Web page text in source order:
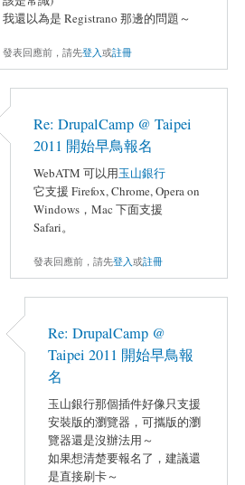
我還以為是 Registrano 那邊的問題～
發表回應前，請先登入或註冊
Re: DrupalCamp @ Taipei
2011 開始早鳥報名
WebATM 可以用玉山銀行
它支援 Firefox, Chrome, Opera on
Windows，Mac 下面支援
Safari。
發表回應前，請先登入或註冊
Re: DrupalCamp @
Taipei 2011 開始早鳥報
名
玉山銀行那個插件好像只支援
安裝版的瀏覽器，可攜版的瀏
覽器還是沒辦法用～
如果想清楚要報名了，建議還
是直接刷卡～